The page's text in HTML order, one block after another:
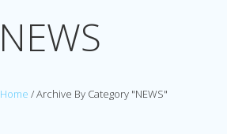
NEWS
Home /Archive By Category "NEWS"